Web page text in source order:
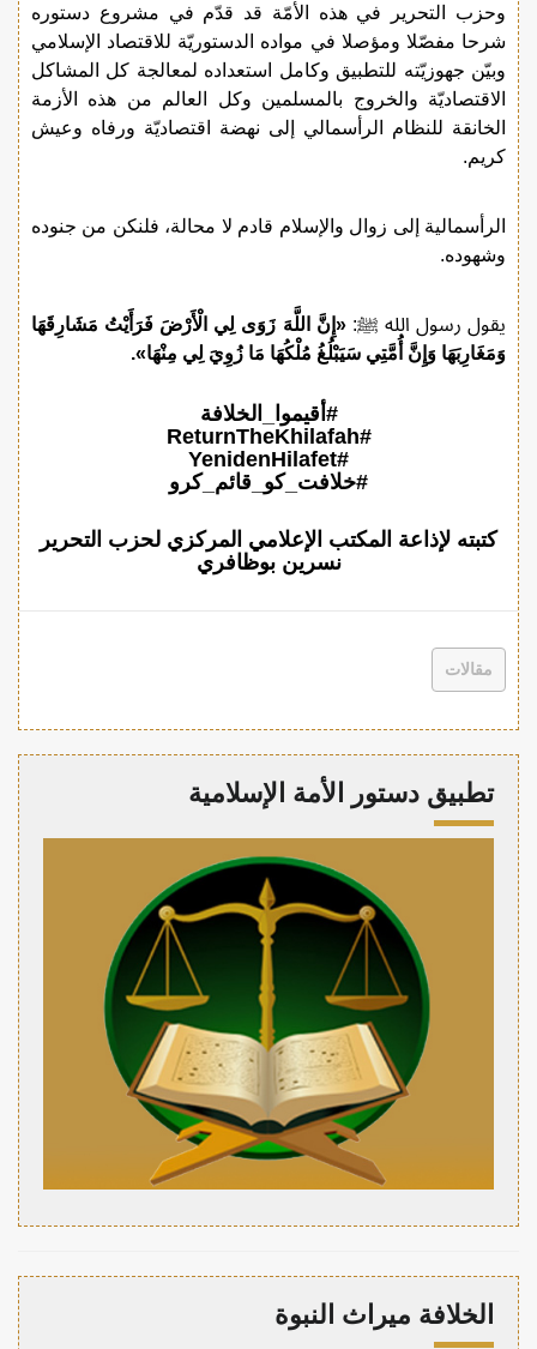
وحزب التحرير في هذه الأمّة قد قدّم في مشروع دستوره
شرحا مفصّلا ومؤصلا في مواده الدستوريّة للاقتصاد الإسلامي
وبيّن جهوزيّته للتطبيق وكامل استعداده لمعالجة كل المشاكل
الاقتصاديّة والخروج بالمسلمين وكل العالم من هذه الأزمة
الخانقة للنظام الرأسمالي إلى نهضة اقتصاديّة ورفاه وعيش
كريم.
الرأسمالية إلى زوال والإسلام قادم لا محالة، فلنكن من جنوده
وشهوده.
يقول رسول الله ﷺ:«إِنَّ اللَّهَ زَوَى لِي الْأَرْضَ فَرَأَيْتُ مَشَارِقَهَا
وَمَغَارِبَهَا وَإِنَّ أُمَّتِي سَيَبْلُغُ مُلْكُهَا مَا زُوِيَ لِي مِنْهَا».
#أقيموا_الخلافة
#ReturnTheKhilafah
#YenidenHilafet
#خلافت_کو_قائم_کرو
كتبته لإذاعة المكتب الإعلامي المركزي لحزب التحرير
نسرين بوظافري
مقالات
تطبيق دستور الأمة الإسلامية
الخلافة ميراث النبوة